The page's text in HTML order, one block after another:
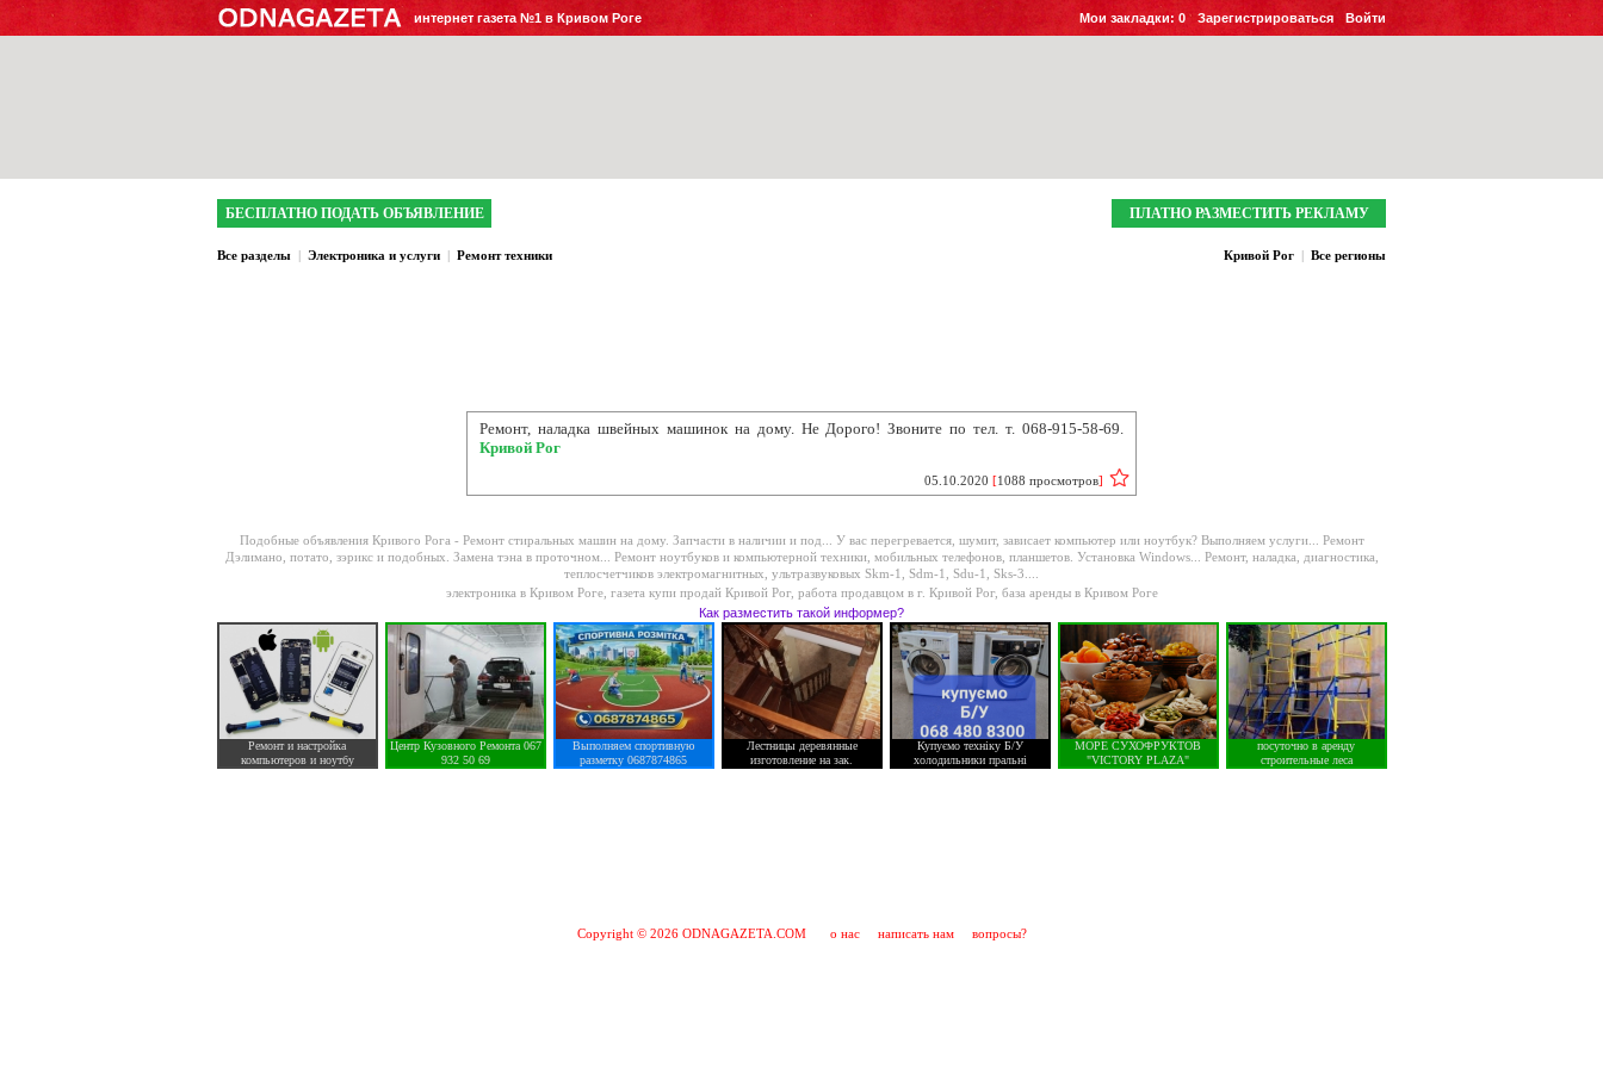
интернет газета №1 в Кривом Роге Войти
Зарегистрироваться
Мои закладки: 0
БЕСПЛАТНО ПОДАТЬ ОБЪЯВЛЕНИЕ ПЛАТНО РАЗМЕСТИТЬ РЕКЛАМУ
Все разделы | Электроника и услуги | Ремонт техники Кривой Рог | Все регионы
Ремонт, наладка швейных машинок надому. Не Дорого! Звоните по тел. т. 068-915-58-69.
Кривой Рог
05.10.2020 [1088 просмотров]
Подобные объявления Кривого Рога - Ремонт стиральных машин на дому. Запчасти в наличии и под... У вас перегревается, шумит, зависает компьютер или ноутбук? Выполняем услуги... Ремонт
Дэлимано, потато, зэрикс и подобных. Замена тэна в проточном... Ремонт ноутбуков и компьютерной техники, мобильных телефонов, планшетов. Установка Windows... Ремонт, наладка, диагностика,
теплосчетчиков электромагнитных, ультразвуковых Skm-1, Sdm-1, Sdu-1, Sks-3....
электроника в Кривом Роге, газета купи продай Кривой Рог, работа продавцом в г. Кривой Рог, база аренды в Кривом Роге
Как разместить такой информер?
Ремонт и настройка
компьютеров и ноутбу
Центр Кузовного Ремонта 067
932 50 69
Выполняем спортивную
разметку 0687874865
Лестницы деревянные
изготовление на зак.
Купуємо техніку Б/У
холодильники пральні
МОРЕ СУХОФРУКТОВ
"VICTORY PLAZA"
посуточно в аренду
строительные леса
Copyright © 2026 ODNAGAZETA.COM о нас написать нам вопросы?